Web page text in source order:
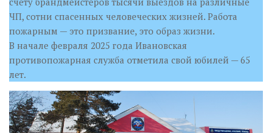
ЧП, сотни спасенных человеческих жизней. Работа
пожарным — это призвание, это образ жизни.
В начале февраля 2025 года Ивановская
противопожарная служба отметила свой юбилей — 65
лет.